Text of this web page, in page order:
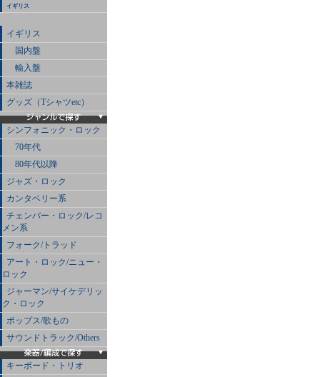
イギリス
イギリス
国内盤
輸入盤
本雑誌
グッズ（Tシャツetc）
シンフォニック・ロック
70年代
80年代以降
ジャズ・ロック
カンタベリー系
チェンバー・ロック/レコ
メン系
フォーク/トラッド
アート・ロック/ニュー・
ロック
ジャーマン/サイケデリッ
ク・ロック
ポップス/歌もの
サウンドトラック/Others
キーボード・トリオ